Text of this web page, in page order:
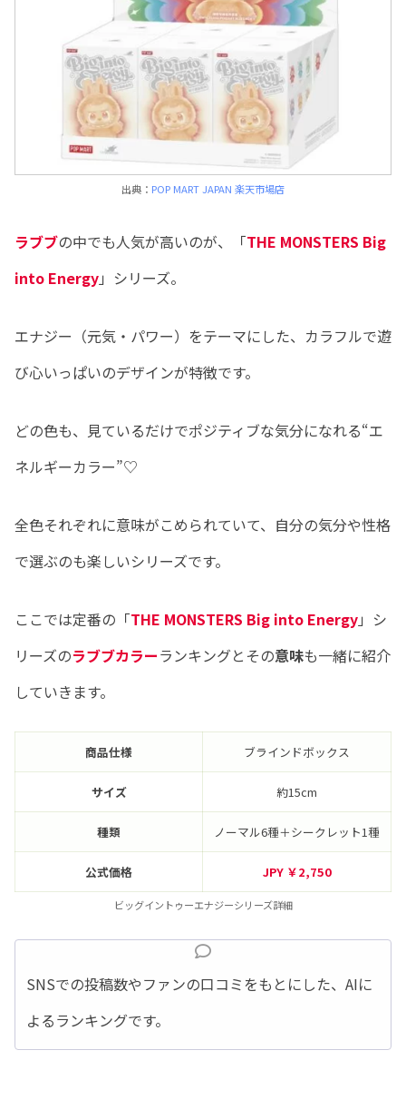
出典： POP MART JAPAN 楽天市場店
ラブブの中でも人気が高いのが、「THE MONSTERS Big
into Energy」シリーズ。
エナジー（元気・パワー）をテーマにした、カラフルで遊
び心いっぱいのデザインが特徴です。
どの色も、見ているだけでポジティブな気分になれる“エ
ネルギーカラー”♡
全色それぞれに意味がこめられていて、自分の気分や性格
で選ぶのも楽しいシリーズです。
ここでは定番の「THE MONSTERS Big into Energy」シ
リーズのラブブカラーランキングとその意味も一緒に紹介
していきます。
商品仕様 ブラインドボックス
サイズ 約15cm
種類 ノーマル6種＋シークレット1種
公式価格 JPY ￥2,750
ビッグイントゥーエナジーシリーズ詳細
SNSでの投稿数やファンの口コミをもとにした、AIに
よるランキングです。